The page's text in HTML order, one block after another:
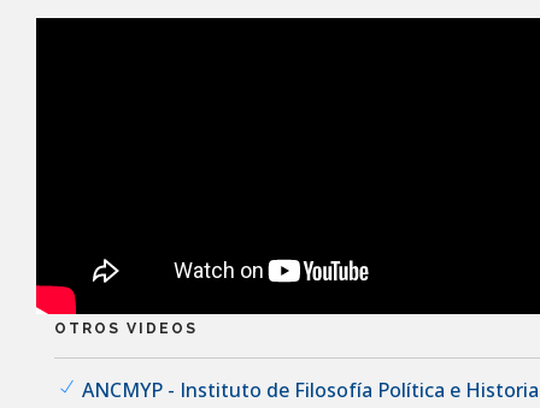
OTROS VIDEOS
ANCMYP - Instituto de Filosofía Política e Historia